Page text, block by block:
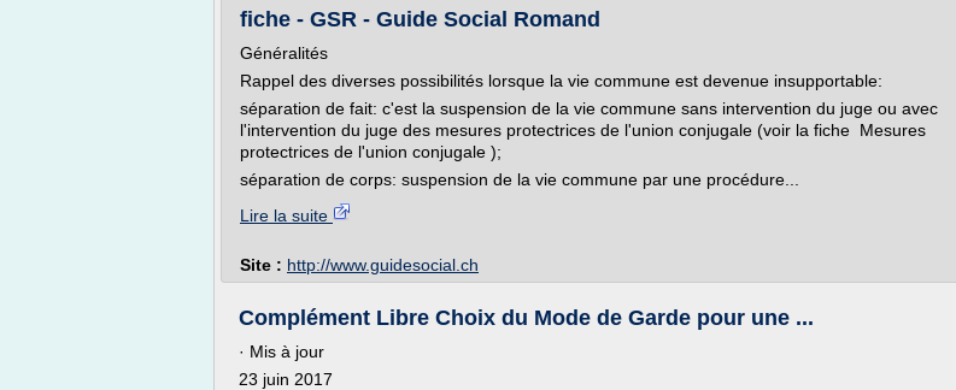
fiche - GSR - Guide Social Romand
Généralités
Rappel des diverses possibilités lorsque la vie commune est devenue insupportable:
séparation de fait: c'est la suspension de la vie commune sans intervention du juge ou avec
l'intervention du juge des mesures protectrices de l'union conjugale (voir la fiche Mesures
protectrices de l'union conjugale );
séparation de corps: suspension de la vie commune par une procédure...
Lire la suite
Site : http://www.guidesocial.ch
Complément Libre Choix du Mode de Garde pour une ...
· Mis à jour
23 juin 2017